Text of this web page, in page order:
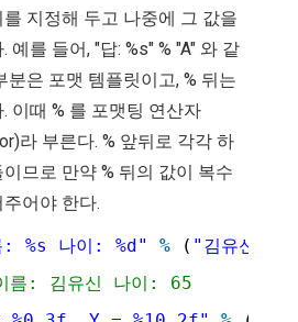
지정해 두고 나중에 그 값을
예를 들어, "답: %s" % "A" 와 같
분은 포맷 템플릿이고, % 뒤는
이때 % 를 포맷팅 연산자
라 부른다. % 앞뒤로 각각 하
므로 만약 % 뒤의 값이 복수
어야 한다.
: %s 나이: %d" % ( "김유신"
름: 김유신 나이: 65